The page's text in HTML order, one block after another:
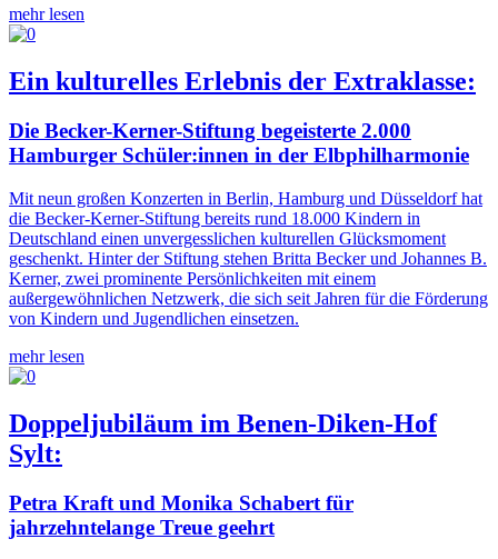
mehr lesen
Ein kulturelles Erlebnis der Extraklasse:
Die Becker-Kerner-Stiftung begeisterte 2.000
Hamburger Schüler:innen in der Elbphilharmonie
Mit neun großen Konzerten in Berlin, Hamburg und Düsseldorf hat
die Becker-Kerner-Stiftung bereits rund 18.000 Kindern in
Deutschland einen unvergesslichen kulturellen Glücksmoment
geschenkt. Hinter der Stiftung stehen Britta Becker und Johannes B.
Kerner, zwei prominente Persönlichkeiten mit einem
außergewöhnlichen Netzwerk, die sich seit Jahren für die Förderung
von Kindern und Jugendlichen einsetzen.
mehr lesen
Doppeljubiläum im Benen-Diken-Hof
Sylt:
Petra Kraft und Monika Schabert für
jahrzehntelange Treue geehrt